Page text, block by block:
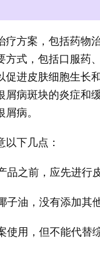
方案，包括药物
式，包括口服药
进皮肤细胞生长
病斑块的炎症和
病。
下几点：
之前，应先进行
油，没有添加其
使用，但不能代替